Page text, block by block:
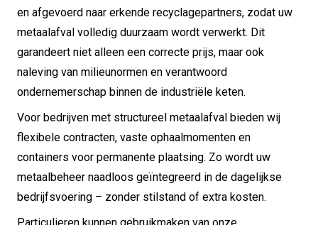
en afgevoerd naar erkende recyclagepartners, zodat uw
metaalafval volledig duurzaam wordt verwerkt. Dit
garandeert niet alleen een correcte prijs, maar ook
naleving van milieunormen en verantwoord
ondernemerschap binnen de industriële keten.
Voor bedrijven met structureel metaalafval bieden wij
flexibele contracten, vaste ophaalmomenten en
containers voor permanente plaatsing. Zo wordt uw
metaalbeheer naadloos geïntegreerd in de dagelijkse
bedrijfsvoering – zonder stilstand of extra kosten.
Particulieren kunnen gebruikmaken van onze